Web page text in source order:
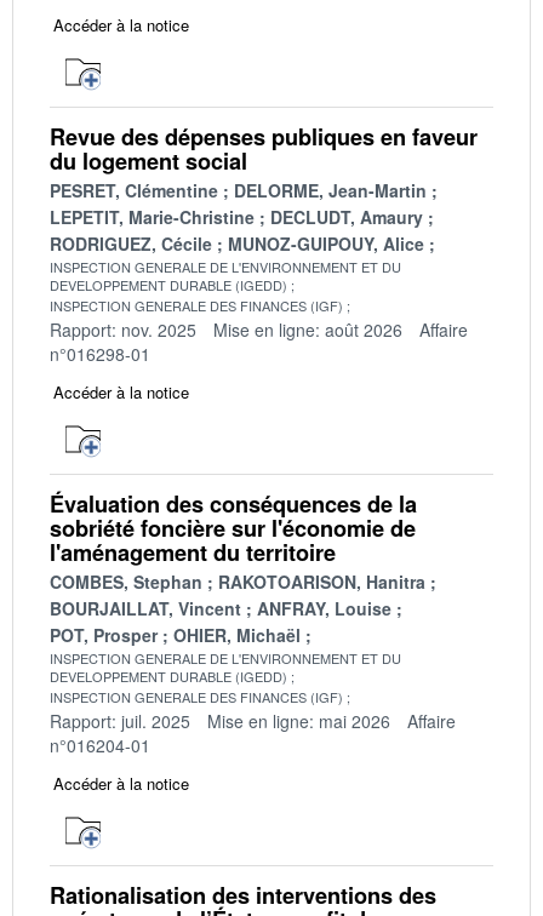
Accéder à la notice
Revue des dépenses publiques en faveur
du logement social
PESRET, Clémentine
DELORME, Jean-Martin
LEPETIT, Marie-Christine
DECLUDT, Amaury
RODRIGUEZ, Cécile
MUNOZ-GUIPOUY, Alice
INSPECTION GENERALE DE L'ENVIRONNEMENT ET DU
DEVELOPPEMENT DURABLE (IGEDD)
INSPECTION GENERALE DES FINANCES (IGF)
Rapport: nov. 2025 Mise en ligne: août 2026
Affaire
n°016298-01
Accéder à la notice
Évaluation des conséquences de la
sobriété foncière sur l'économie de
l'aménagement du territoire
COMBES, Stephan
RAKOTOARISON, Hanitra
BOURJAILLAT, Vincent
ANFRAY, Louise
POT, Prosper
OHIER, Michaël
INSPECTION GENERALE DE L'ENVIRONNEMENT ET DU
DEVELOPPEMENT DURABLE (IGEDD)
INSPECTION GENERALE DES FINANCES (IGF)
Rapport: juil. 2025 Mise en ligne: mai 2026
Affaire
n°016204-01
Accéder à la notice
Rationalisation des interventions des